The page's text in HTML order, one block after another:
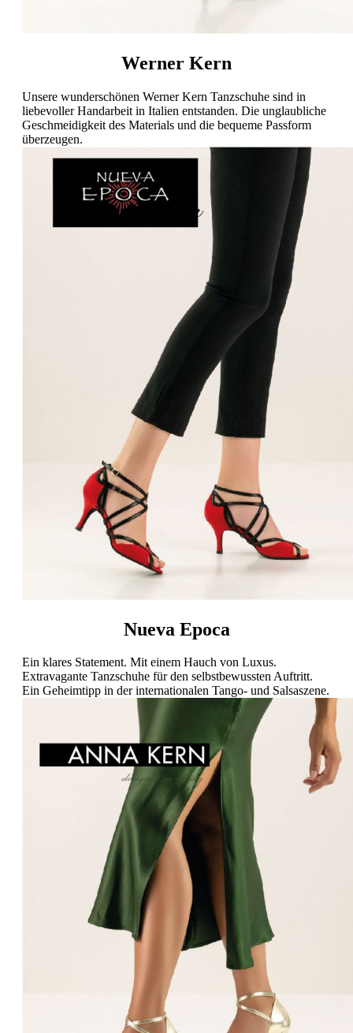
Werner Kern
Unsere wunderschönen Werner Kern Tanzschuhe sind in
liebevoller Handarbeit in Italien entstanden. Die unglaubliche
Geschmeidigkeit des Materials und die bequeme Passform
überzeugen.
Nueva Epoca
Ein klares Statement. Mit einem Hauch von Luxus.
Extravagante Tanzschuhe für den selbstbewussten Auftritt.
Ein Geheimtipp in der internationalen Tango- und Salsaszene.